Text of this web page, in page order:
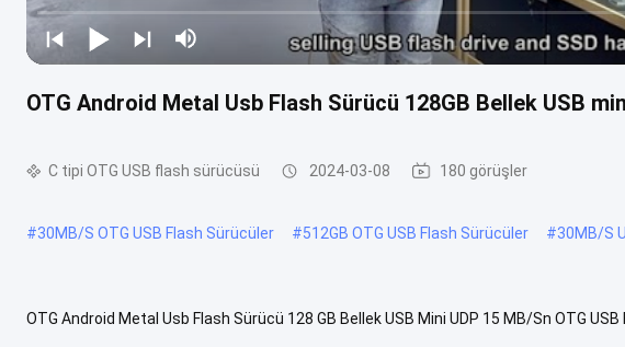
OTG Android Metal Usb Flash Sürücü 128GB Bellek USB
C tipi OTG USB flash sürücüsü 2024-03-08 180 görüşler
#30MB/S OTG USB Flash Sürücüler #512GB OTG USB Flash Sürücüler #30MB/S
OTG Android Metal Usb Flash Sürücü 128 GB Bellek USB Mini UDP 15 MB/Sn OTG